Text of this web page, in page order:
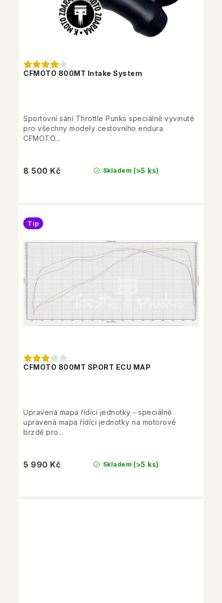
CFMOTO 800MT Intake System
Skladem (>5 ks)
8 500 Kč
Sportovní sání Throttle Punks speciálně vyvinuté
pro všechny modely cestovního endura
CFMOTO...
CFMOTO 800MT SPORT ECU MAP
Tip
Skladem (>5 ks)
5 990 Kč
Upravená mapa řídící jednotky - speciálně
upravená mapa řídící jednotky na motorové
brzdě pro...